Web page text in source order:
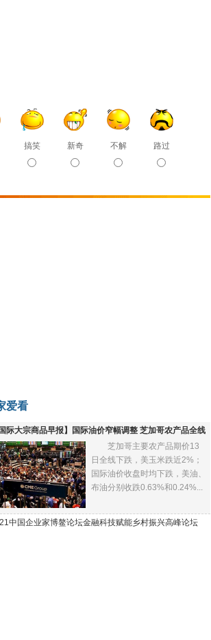
搞笑 新奇 不解 路过
爱看
国际大宗商品早报】国际油价窄幅调整 芝加哥农产品全线
芝加哥主要农产品期价13
日全线下跌，美玉米跌近2%；
国际油价收盘时均下跌，美油、
布油分别收跌0.63%和0.24%...
中国企业家博鳌论坛金融科技赋能乡村振兴高峰论坛